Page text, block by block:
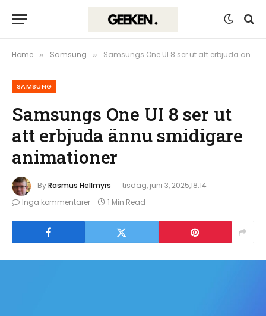
Home » Samsung » Samsungs One UI 8 ser ut att erbjuda ännu smidigare animationer
SAMSUNG
Samsungs One UI 8 ser ut
att erbjuda ännu smidigare
animationer
ByRasmus Hellmyrs
tisdag, juni 3, 2025,18:14
Inga kommentarer
1 Min Read